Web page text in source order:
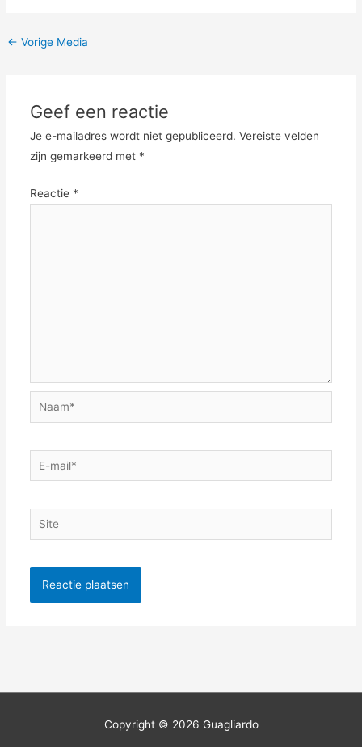
← Vorige Media
Geef een reactie
Je e-mailadres wordt niet gepubliceerd. Vereiste velden
zijn gemarkeerd met *
Reactie *
Naam*
E-
mail*
Site
Copyright © 2026 Guagliardo